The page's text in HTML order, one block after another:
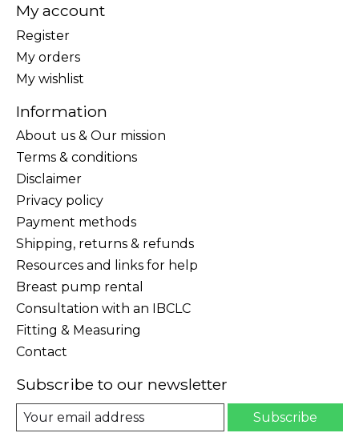
My account
Register
My orders
My wishlist
Information
About us & Our mission
Terms & conditions
Disclaimer
Privacy policy
Payment methods
Shipping, returns & refunds
Resources and links for help
Breast pump rental
Consultation with an IBCLC
Fitting & Measuring
Contact
Subscribe to our newsletter
Subscribe